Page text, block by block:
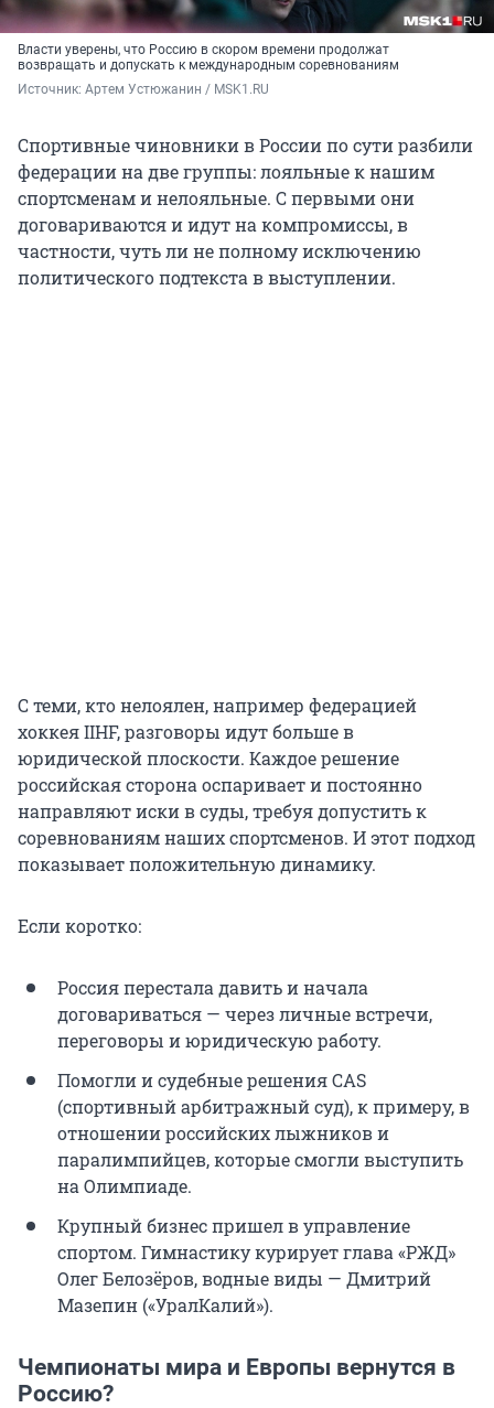
Власти уверены, что Россию в скором времени продолжат
возвращать и допускать к международным соревнованиям
Источник: Артем Устюжанин / MSK1.RU
Спортивные чиновники в России по сути разбили
федерации на две группы: лояльные к нашим
спортсменам и нелояльные. С первыми они
договариваются и идут на компромиссы, в
частности, чуть ли не полному исключению
политического подтекста в выступлении.
С теми, кто нелоялен, например федерацией
хоккея IIHF, разговоры идут больше в
юридической плоскости. Каждое решение
российская сторона оспаривает и постоянно
направляют иски в суды, требуя допустить к
соревнованиям наших спортсменов. И этот подход
показывает положительную динамику.
Если коротко:
Россия перестала давить и начала
договариваться — через личные встречи,
переговоры и юридическую работу.
Помогли и судебные решения CAS
(спортивный арбитражный суд), к примеру, в
отношении российских лыжников и
паралимпийцев, которые смогли выступить
на Олимпиаде.
Крупный бизнес пришел в управление
спортом. Гимнастику курирует глава «РЖД»
Олег Белозёров, водные виды — Дмитрий
Мазепин («УралКалий»).
Чемпионаты мира и Европы вернутся в
Россию?